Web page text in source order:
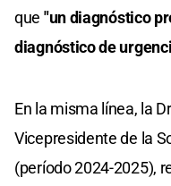
que "un diagnóstico
diagnóstico de
En la misma línea, la
Vicepresidente de la
(período 2024-2025),